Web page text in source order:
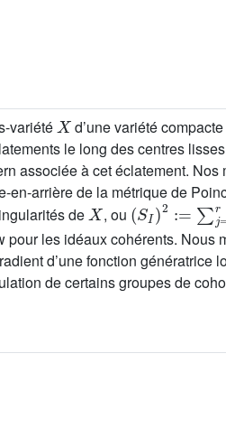
variété
X
d’une variété
le long des centres
associée à cet éclatement.
arrière de la métrique de
de
X
, ou
(SI)2:=∑j=1r
les idéaux cohérents. Nous
d’une fonction génératrice
de certains groupes de